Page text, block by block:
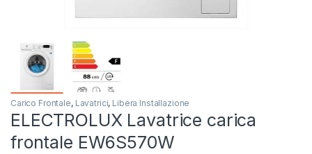
Carico Frontale, Lavatrici, Libera Installazione
ELECTROLUX Lavatrice carica
frontale EW6S570W